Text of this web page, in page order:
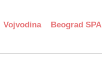
Vojvodina Beograd SPA